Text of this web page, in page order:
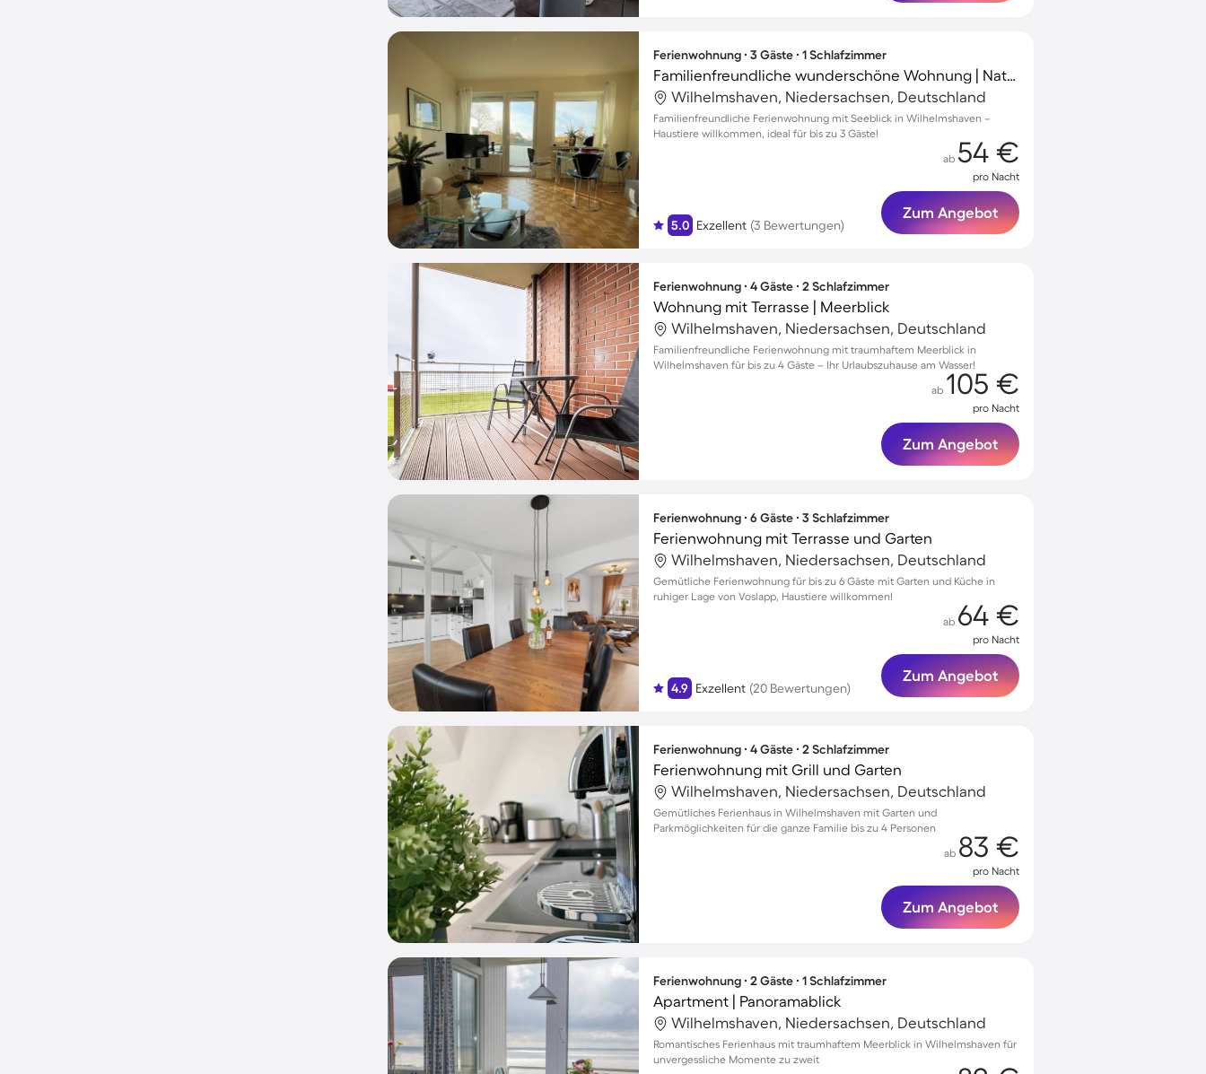
Ferienwohnung ∙ 3 Gäste ∙ 1 Schlafzimmer
Familienfreundliche wunderschöne Wohnung | Naturblick | Haustierfreundlich
Wilhelmshaven, Niedersachsen, Deutschland
Familienfreundliche Ferienwohnung mit Seeblick in Wilhelmshaven –
Haustiere willkommen, ideal für bis zu 3 Gäste!
5.0 Exzellent (3 Bewertungen)
ab 54 €
pro Nacht
Zum Angebot
Ferienwohnung ∙ 4 Gäste ∙ 2 Schlafzimmer
Wohnung mit Terrasse | Meerblick
Wilhelmshaven, Niedersachsen, Deutschland
Familienfreundliche Ferienwohnung mit traumhaftem Meerblick in
Wilhelmshaven für bis zu 4 Gäste – Ihr Urlaubszuhause am Wasser!
ab 105 €
pro Nacht
Zum Angebot
Ferienwohnung ∙ 6 Gäste ∙ 3 Schlafzimmer
Ferienwohnung mit Terrasse und Garten
Wilhelmshaven, Niedersachsen, Deutschland
Gemütliche Ferienwohnung für bis zu 6 Gäste mit Garten und Küche in
ruhiger Lage von Voslapp, Haustiere willkommen!
4.9 Exzellent (20 Bewertungen)
ab 64 €
pro Nacht
Zum Angebot
Ferienwohnung ∙ 4 Gäste ∙ 2 Schlafzimmer
Ferienwohnung mit Grill und Garten
Wilhelmshaven, Niedersachsen, Deutschland
Gemütliches Ferienhaus in Wilhelmshaven mit Garten und
Parkmöglichkeiten für die ganze Familie bis zu 4 Personen
ab 83 €
pro Nacht
Zum Angebot
Ferienwohnung ∙ 2 Gäste ∙ 1 Schlafzimmer
Apartment | Panoramablick
Wilhelmshaven, Niedersachsen, Deutschland
Romantisches Ferienhaus mit traumhaftem Meerblick in Wilhelmshaven für
unvergessliche Momente zu zweit